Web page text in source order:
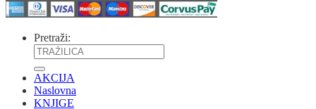
Pretraži:
AKCIJA
Naslovna
KNJIGE